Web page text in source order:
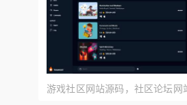
游戏社区网站源码，社区论坛网